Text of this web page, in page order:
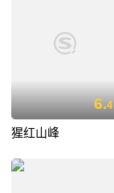
6.4
猩红山峰